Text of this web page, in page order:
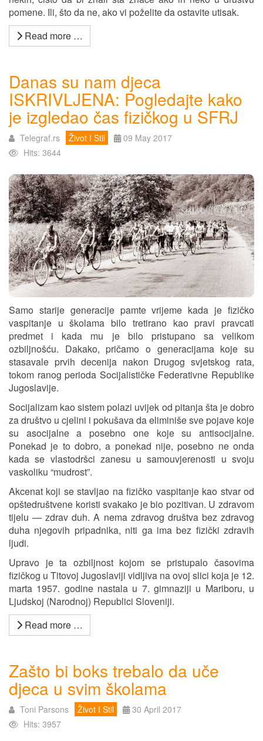
pomene. Ili, što da ne, ako vi poželite da ostavite utisak.
Read more …
Danas su nam djeca
ISKRIVLJENA: Pogledajte kako
je izgledao čas fizičkog u SFRJ
Telegraf.rs Život I Stil
09 May 2017
Hits: 3644
Samo starije generacije pamte vrijeme kada je fizičko
vaspitanje u školama bilo tretirano kao pravi pravcati
predmet i kada mu je bilo pristupano sa velikom
ozbiljnošću. Dakako, pričamo o generacijama koje su
stasavale prvih decenija nakon Drugog svjetskog rata,
tokom ranog perioda Socijalističke Federativne Republike
Jugoslavije.
Socijalizam kao sistem polazi uvijek od pitanja šta je dobro
za društvo u cjelini i pokušava da eliminiše sve pojave koje
su asocijalne a posebno one koje su antisocijalne.
Ponekad je to dobro, a ponekad nije, posebno ne onda
kada se vlastodršci zanesu u samouvjerenosti u svoju
vaskoliku “mudrost”.
Akcenat koji se stavljao na fizičko vaspitanje kao stvar od
opštedruštvene koristi svakako je bio pozitivan. U zdravom
tijelu — zdrav duh. A nema zdravog društva bez zdravog
duha njegovih pripadnika, niti ga ima bez fizički zdravih
ljudi.
Upravo je ta ozbiljnost kojom se pristupalo časovima
fizičkog u Titovoj Jugoslaviji vidljiva na ovoj slici koja je 12.
marta 1957. godine nastala u 7. gimnaziji u Mariboru, u
Ljudskoj (Narodnoj) Republici Sloveniji.
Read more …
Zašto bi boks trebalo da uče
djeca u svim školama
Toni Parsons Život I Stil
30 April 2017
Hits: 3957